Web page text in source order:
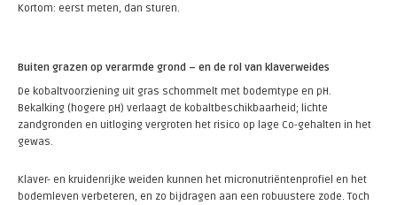
Kortom: eerst meten, dan sturen.
Buiten grazen op verarmde grond – en de rol van klaverweides
De kobaltvoorziening uit gras schommelt met bodemtype en pH.
Bekalking (hogere pH) verlaagt de kobaltbeschikbaarheid; lichte
zandgronden en uitloging vergroten het risico op lage Co-gehalten in het
gewas.
Klaver- en kruidenrijke weiden kunnen het micronutriëntenprofiel en het
bodemleven verbeteren, en zo bijdragen aan een robuustere zode. Toch